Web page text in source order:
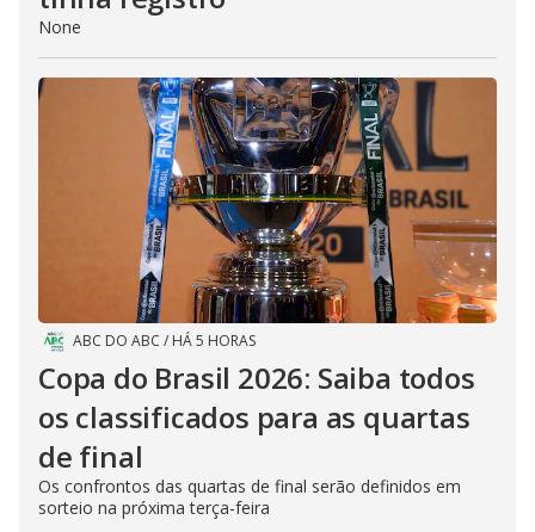
None
ABC DO ABC / HÁ 5 HORAS
Copa do Brasil 2026: Saiba todos
os classificados para as quartas
de final
Os confrontos das quartas de final serão definidos em
sorteio na próxima terça-feira